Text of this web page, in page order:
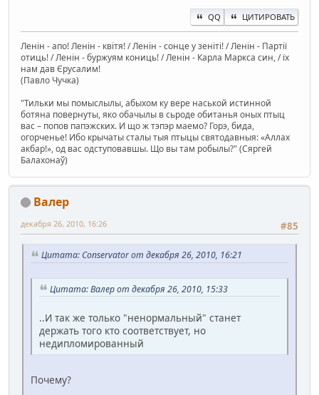
QQ ЦИТИРОВАТЬ
Ленін - апо! Ленін - квітя! / Ленін - сонце у зеніті! / Ленін - Партії
отиць! / Ленін - буржуям кониць! / Ленін - Карла Маркса син, / їх
нам дав Єрусалим!
(Павло Чучка)
"Тильки мы помыслылы, абыхом ку вере наськой истинной
ботяна повернуты, яко обачылы в сьроде обитанья оных птыц
вас – попов папэжских. И що ж тэпэр маемо? Горэ, бида,
огорченье! Ибо крычаты сталы тыя птыцы святодавныя: «Аллах
акбар!», од вас одступовавшы. Що вы там робылы?" (Сяргей
Балахонаў)
Валер
#85
декабря 26, 2010, 16:26
Цитата: Conservator от декабря 26, 2010, 16:21
Цитата: Валер от декабря 26, 2010, 15:33
..И так же только "ненормальный" станет
держать того кто соответствует, но
недипломированный
Почему?